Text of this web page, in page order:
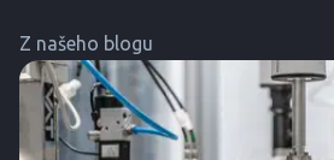
Z našeho blogu